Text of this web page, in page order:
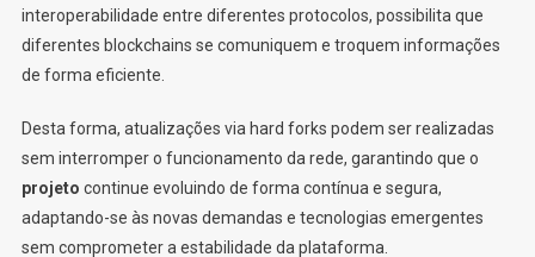
interoperabilidade entre diferentes protocolos, possibilita que
diferentes blockchains se comuniquem e troquem informações
de forma eficiente.
Desta forma, atualizações via hard forks podem ser realizadas
sem interromper o funcionamento da rede, garantindo que o
projeto continue evoluindo de forma contínua e segura,
adaptando-se às novas demandas e tecnologias emergentes
sem comprometer a estabilidade da plataforma.